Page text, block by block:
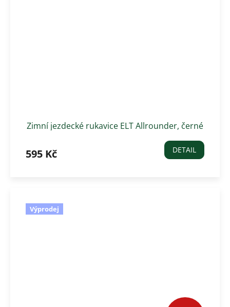
Zimní jezdecké rukavice ELT Allrounder, černé
595 Kč DETAIL
Výprodej